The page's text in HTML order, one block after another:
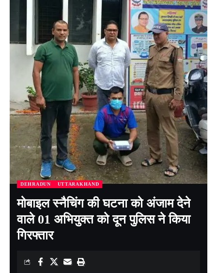
DEHRADUN UTTARAKHAND
मोबाइल स्नैचिंग की घटना को अंजाम देने
वाले 01 अभियुक्त को दून पुलिस ने किया
गिरफ्तार